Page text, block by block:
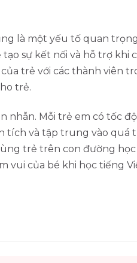
là một yếu tố quan
sự kết nối và hỗ trợ khi
trẻ với các thành viên
trẻ.
nhẫn. Mỗi trẻ em có tốc
tích và tập trung vào quá
trẻ trên con đường học
vui của bé khi học tiếng